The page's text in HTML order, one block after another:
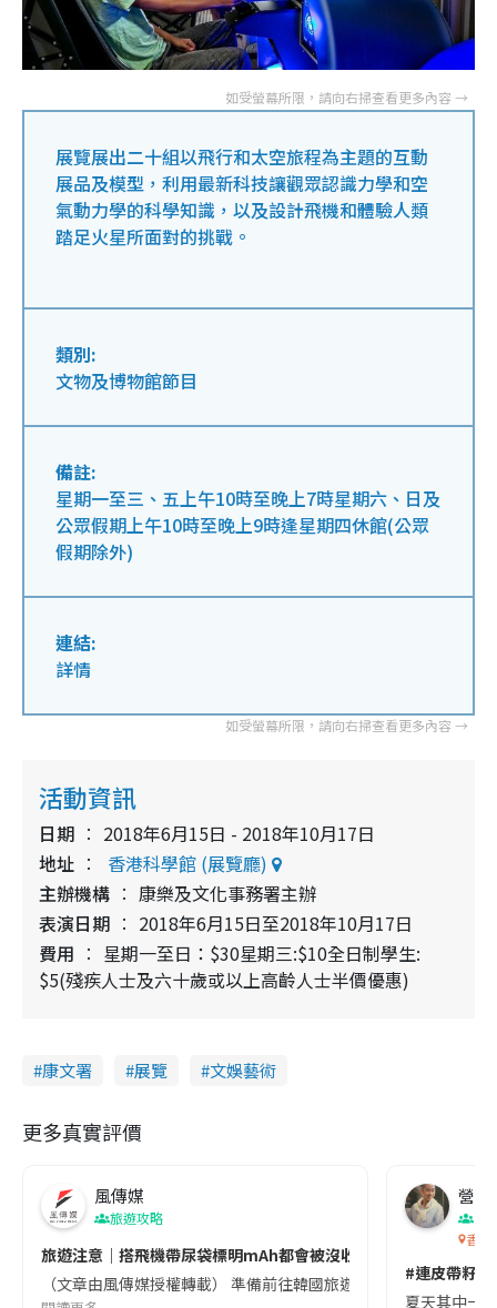
展覽展出二十組以飛行和太空旅程為主題的互動
展品及模型，利用最新科技讓觀眾認識力學和空
氣動力學的科學知識，以及設計飛機和體驗人類
踏足火星所面對的挑戰。
類別:
文物及博物館節目
備註:
星期一至三、五上午10時至晚上7時星期六、日及
公眾假期上午10時至晚上9時逢星期四休館(公眾
假期除外)
連結:
詳情
活動資訊
日期
2018年6月15日 - 2018年10月17日
地址
香港科學館 (展覽廳)
主辦機構
康樂及文化事務署主辦
表演日期
2018年6月15日至2018年10月17日
費用
星期一至日：$30星期三:$10全日制學生:
$5(殘疾人士及六十歲或以上高齡人士半價優惠)
康文署 展覽 文娛藝術
更多真實評價
風傳媒
旅遊攻略
旅遊注意｜搭飛機帶尿袋標明mAh都會被沒收😱出發前切記檢查
（文章由風傳媒授權轉載） 準備前往韓國旅遊的民眾，近期要
營養
香港
#連皮帶籽
夏天其中一